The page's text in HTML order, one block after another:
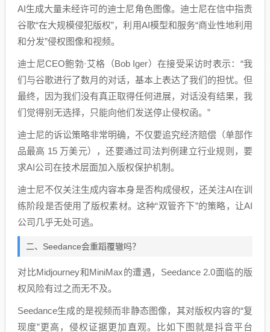
AI生成大量未经许可的迪士尼角色图像。迪士尼在信中指责
谷歌“在大规模侵犯版权”，利用AI模型和服务“商业性地利用
和分发”侵权图像和视频。
迪士尼CEO鲍勃·艾格（Bob Iger）在接受采访时表示：“我
们与谷歌进行了数月的对话，基本上表达了我们的担忧。但
最终，因为我们没有真正取得任何进展，对话没有结果，我
们觉得别无选择，只能向他们发送停止侵权函。”
迪士尼的诉讼策略非常明确，不仅要追究经济赔偿（单部作
品最高 15 万美元），还要通过司法判例建立行业规则，要
求AI公司在技术层面加入版权保护机制。
迪士尼不仅关注生成内容本身是否构成侵权，还关注AI在训
练阶段是否使用了版权素材。这种“双管齐下”的策略，让AI
公司几乎无处可逃。
二、Seedance会重蹈覆辙吗？
对比Midjourney和MiniMax的遭遇，Seedance 2.0面临的版
权风险有过之而无不及。
Seedance生成的是视频而非静态图像，其对版权内容的“复
现度”更高，侵权证据更加直观。比如下图就是抖音平台